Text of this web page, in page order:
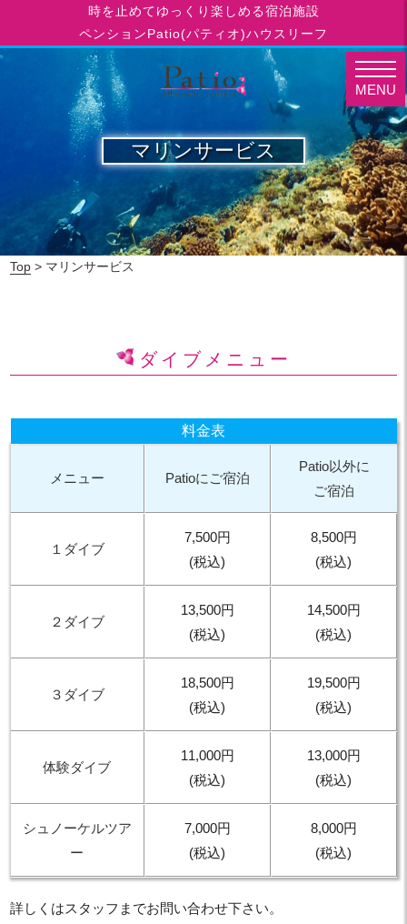
時を止めてゆっくり楽しめる宿泊施設
ペンションPatio(パティオ)ハウスリーフ
マリンサービス
Top > マリンサービス
ダイブメニュー
料金表
メニュー Patioにご宿泊
Patio以外に
ご宿泊
１ダイブ
7,500円
(税込)
8,500円
(税込)
２ダイブ
13,500円
(税込)
14,500円
(税込)
３ダイブ
18,500円
(税込)
19,500円
(税込)
体験ダイブ
11,000円
(税込)
13,000円
(税込)
シュノーケルツア
ー
7,000円
(税込)
8,000円
(税込)
詳しくはスタッフまでお問い合わせ下さい。
MENU